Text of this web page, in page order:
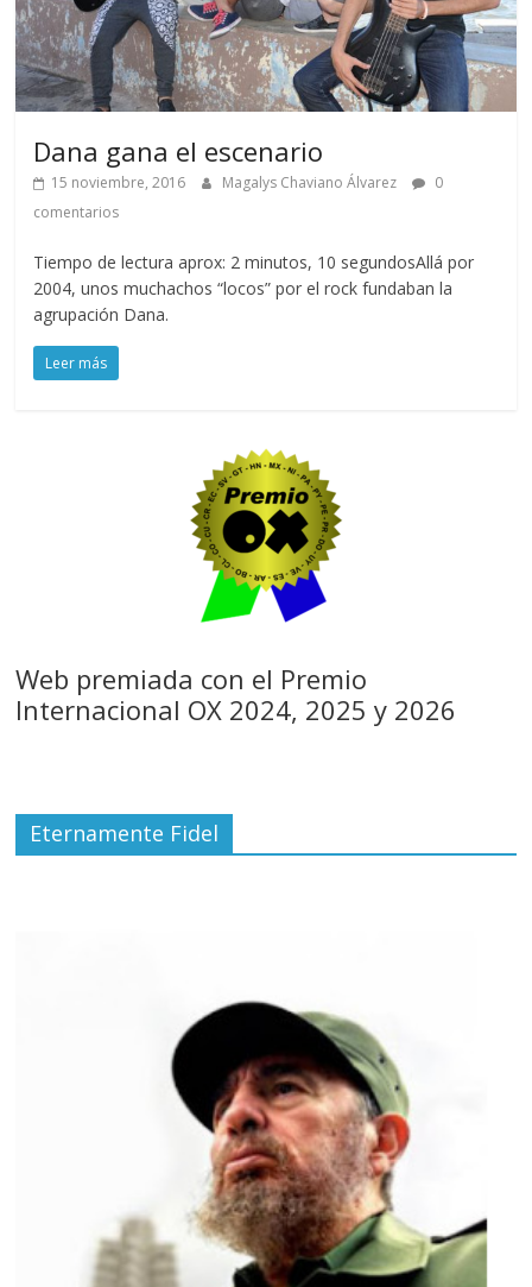
Dana gana el escenario
15 noviembre, 2016 Magalys Chaviano Álvarez
0
comentarios
Tiempo de lectura aprox: 2 minutos, 10 segundosAllá por
2004, unos muchachos “locos” por el rock fundaban la
agrupación Dana.
Leer más
Web premiada con el Premio
Internacional OX 2024, 2025 y 2026
Eternamente Fidel